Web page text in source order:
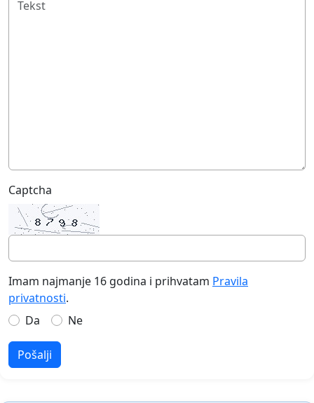
Captcha
Imam najmanje 16 godina i prihvatam Pravila
privatnosti.
Da
Ne
Pošalji